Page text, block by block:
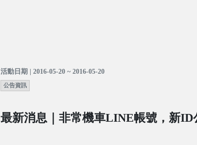
活動日期 | 2016-05-20 ~ 2016-05-20
公告資訊
最新消息｜非常機車LINE帳號，新ID